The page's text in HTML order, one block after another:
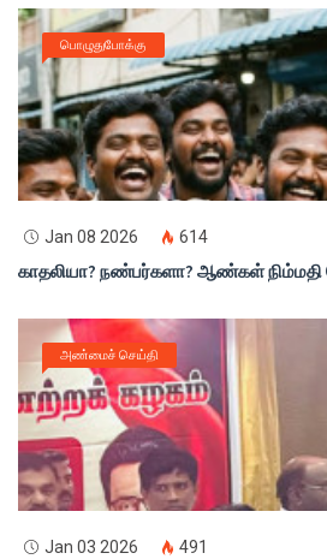
பொழுதுபோக்கு
Jan 08 2026 614
காதலியா? நண்பர்களா? ஆண்கள் நிம்மதி
அண்மைச் செய்தி
Jan 03 2026 491